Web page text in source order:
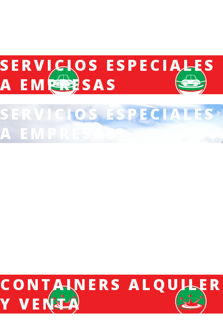
SERVICIOS ESPECIALES
A EMPRESAS
SERVICIOS ESPECIALES
A EMPRESAS
CONTAINERS ALQUILER
Y VENTA